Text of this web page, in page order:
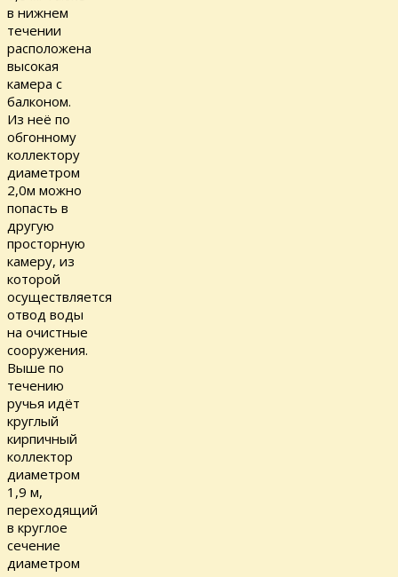
в нижнем
течении
расположена
высокая
камера с
балконом.
Из неё по
обгонному
коллектору
диаметром
2,0м можно
попасть в
другую
просторную
камеру, из
которой
осуществляется
отвод воды
на очистные
сооружения.
Выше по
течению
ручья идёт
круглый
кирпичный
коллектор
диаметром
1,9 м,
переходящий
в круглое
сечение
диаметром